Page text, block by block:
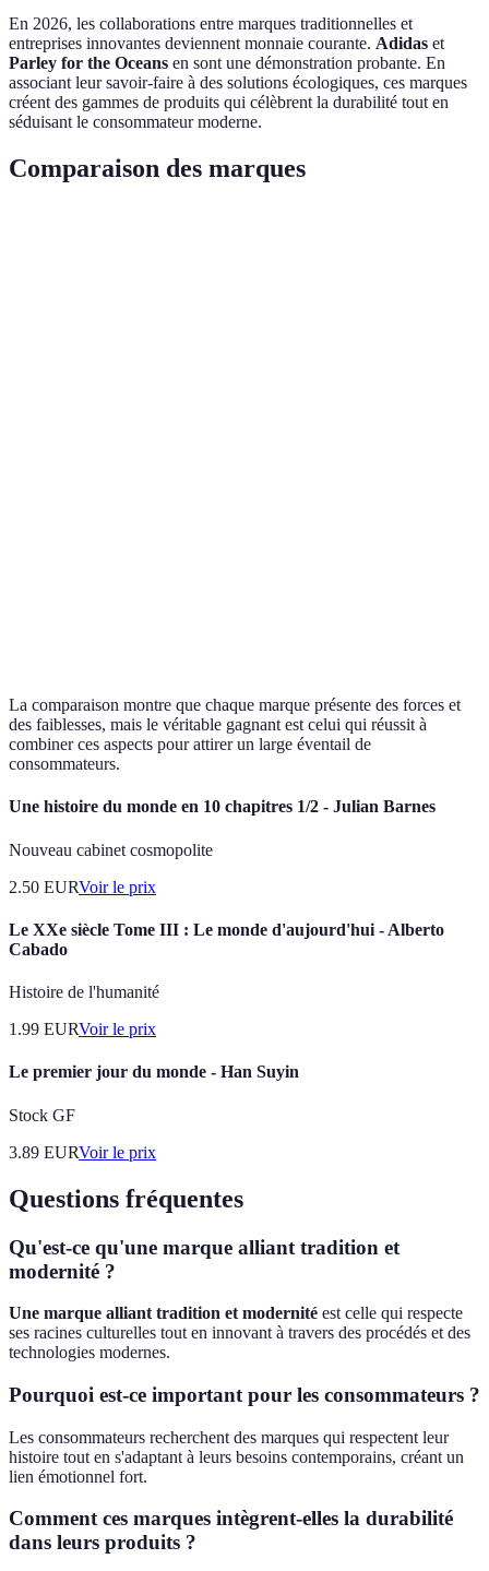
En 2026, les collaborations entre marques traditionnelles et
entreprises innovantes deviennent monnaie courante. Adidas et
Parley for the Oceans en sont une démonstration probante. En
associant leur savoir-faire à des solutions écologiques, ces marques
créent des gammes de produits qui célèbrent la durabilité tout en
séduisant le consommateur moderne.
Comparaison des marques
La comparaison montre que chaque marque présente des forces et
des faiblesses, mais le véritable gagnant est celui qui réussit à
combiner ces aspects pour attirer un large éventail de
consommateurs.
Une histoire du monde en 10 chapitres 1/2 - Julian Barnes
Nouveau cabinet cosmopolite
2.50 EURVoir le prix
Le XXe siècle Tome III : Le monde d'aujourd'hui - Alberto
Cabado
Histoire de l'humanité
1.99 EURVoir le prix
Le premier jour du monde - Han Suyin
Stock GF
3.89 EURVoir le prix
Questions fréquentes
Qu'est-ce qu'une marque alliant tradition et
modernité ?
Une marque alliant tradition et modernité est celle qui respecte
ses racines culturelles tout en innovant à travers des procédés et des
technologies modernes.
Pourquoi est-ce important pour les consommateurs ?
Les consommateurs recherchent des marques qui respectent leur
histoire tout en s'adaptant à leurs besoins contemporains, créant un
lien émotionnel fort.
Comment ces marques intègrent-elles la durabilité
dans leurs produits ?